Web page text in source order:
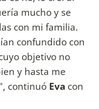
mucho y se
con mi familia.
confundido con
objetivo no
y hasta me
continuó Eva con